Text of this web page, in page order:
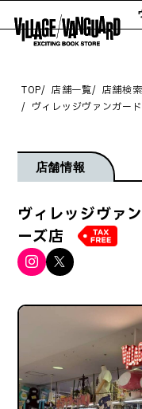
ヴ
TOP 店舗一覧 店舗検索
ヴィレッジヴァンガー
店舗情報
ヴィレッジヴァ
ーズ店